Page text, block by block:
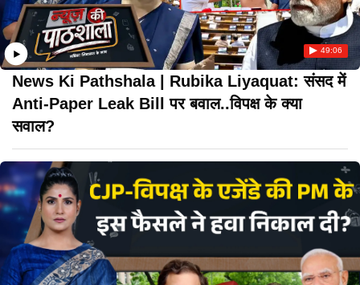
49:06
News Ki Pathshala | Rubika Liyaquat: संसद में
Anti-Paper Leak Bill पर बवाल..विपक्ष के क्या
सवाल?